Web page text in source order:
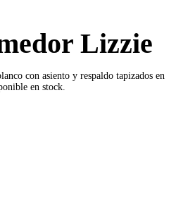
Lizzie
con asiento y respaldo tapizados en
en stock.